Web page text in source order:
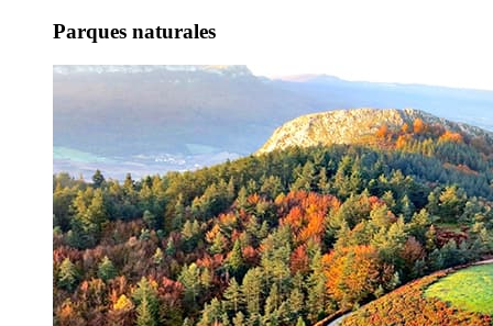
Parques naturales